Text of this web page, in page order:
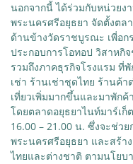
นอกจากนี้ ได้ร่วมกับหน่วยง
พระนครศรีอยุธยา จัดตั้งต
ด้านข้างวัดราชบูรณะ เพี่อ
ประกอบการโอทอป วิสาหกิ
รวมถึงภาคธุรกิจโรงแรม ที่
เช่า ร้านเช่าชุดไทย ร้านค้า
เที่ยวเพิ่มมากขึ้นและมาพัก
โดยตลาดอยุธยาไนท์มาร์เก็
16.00 – 21.00 น. ซึ่งจะช่ว
พระนครศรีอยุธยา และสร้า
ไทยและต่างชาติ ตามนโยบ